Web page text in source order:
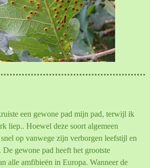
een gewone pad mijn pad, terwijl ik
liep.. Hoewel deze soort algemeen
op vanwege zijn verborgen leefstijl en
De gewone pad heeft het grootste
alle amfibieën in Europa. Wanneer de